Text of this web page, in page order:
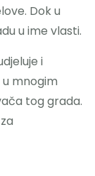
Dok u
u ime vlasti.
i
u mnogim
tog grada.